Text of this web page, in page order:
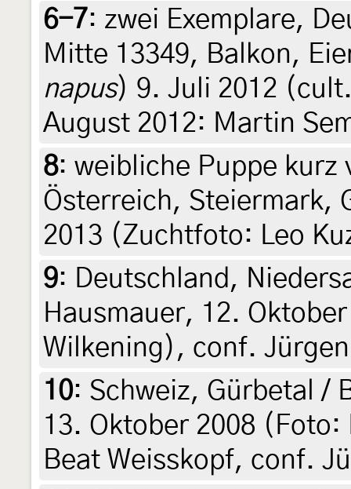
6-7: zwei Exemplare,
Mitte 13349, Balkon,
napus) 9. Juli 2012
August 2012: Martin
8: weibliche Puppe kurz
Österreich, Steiermark,
2013 (Zuchtfoto: Leo
9: Deutschland,
Hausmauer, 12.
Wilkening), conf.
10: Schweiz, Gürbetal /
13. Oktober 2008
Beat Weisskopf, conf.